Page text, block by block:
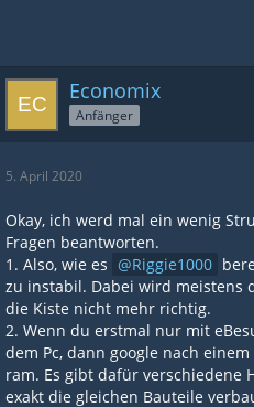
Economix
Anfänger
5. April 2020
Okay, ich werd mal ein wenig
Fragen beantworten.
1. Also, wie es
Riggie1000
zu instabil. Dabei wird meistens
die Kiste nicht mehr richtig.
2. Wenn du erstmal nur mit
dem Pc, dann google nach
ram. Es gibt dafür verschiedene
exakt die gleichen Bauteile